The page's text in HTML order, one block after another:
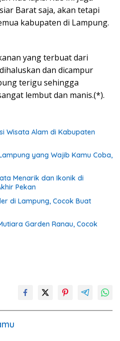
Barat saja, akan tetapi
kabupaten di Lampung.
yang terbuat dari
dan dicampur
terigu sehingga
lembut dan manis.(*).
Wisata Alam di Kabupaten
yang Wajib Kamu Coba,
Menarik dan Ikonik di
Pekan
di Lampung, Cocok Buat
Garden Ranau, Cocok